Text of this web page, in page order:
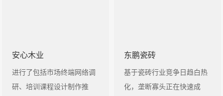
安心木业
进行了包括市场终端网络调
研、培训课程设计制作推
东鹏瓷砖
基于瓷砖行业竞争日趋白热
化，垄断寡头正在快速成